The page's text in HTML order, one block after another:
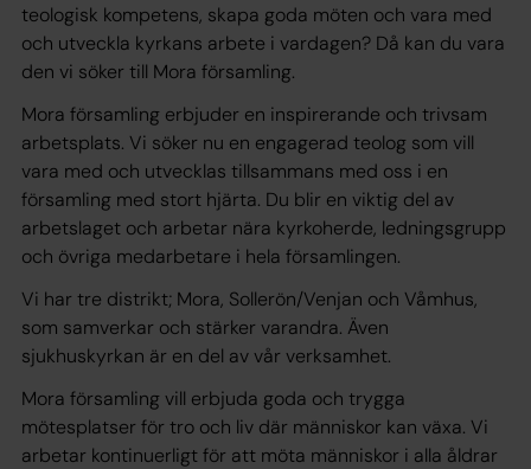
teologisk kompetens, skapa goda möten och vara med
och utveckla kyrkans arbete i vardagen? Då kan du vara
den vi söker till Mora församling.
Mora församling erbjuder en inspirerande och trivsam
arbetsplats. Vi söker nu en engagerad teolog som vill
vara med och utvecklas tillsammans med oss i en
församling med stort hjärta. Du blir en viktig del av
arbetslaget och arbetar nära kyrkoherde, ledningsgrupp
och övriga medarbetare i hela församlingen.
Vi har tre distrikt; Mora, Sollerön/Venjan och Våmhus,
som samverkar och stärker varandra. Även
sjukhuskyrkan är en del av vår verksamhet.
Mora församling vill erbjuda goda och trygga
mötesplatser för tro och liv där människor kan växa. Vi
arbetar kontinuerligt för att möta människor i alla åldrar